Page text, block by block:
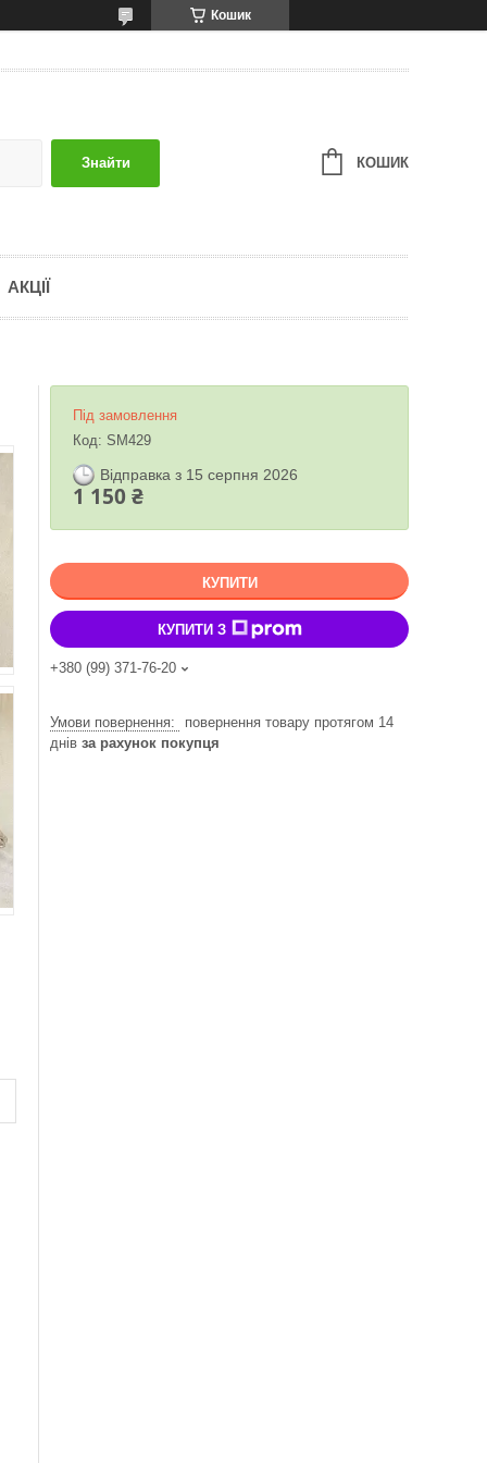
Кошик
Знайти КОШИК
АКЦІЇ
Під замовлення
Код: SM429
Відправка з 15 серпня 2026
1 150 ₴
КУПИТИ
КУПИТИ З
+380 (99) 371-76-20
повернення товару протягом 14
днів за рахунок покупця